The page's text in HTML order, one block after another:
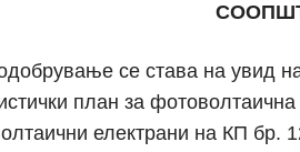
се става на увид
план за
електрани на КП бр.